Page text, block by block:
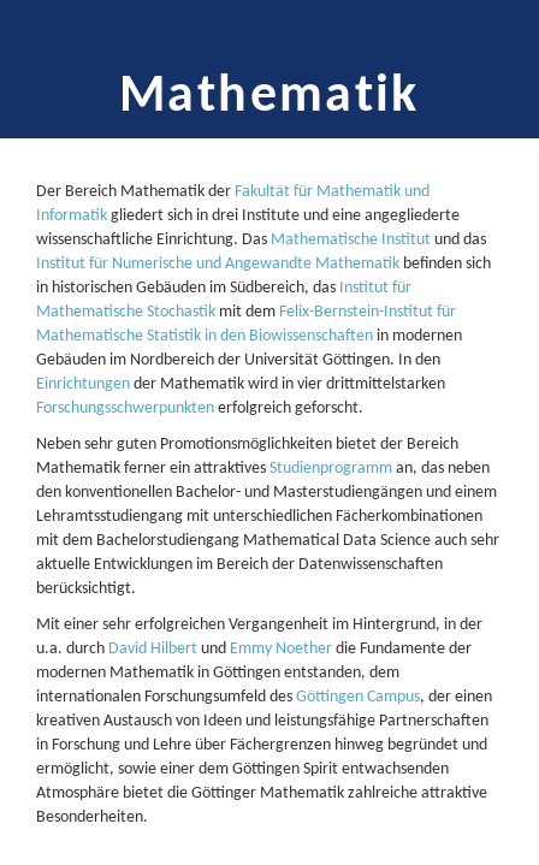
Mathematik
Der Bereich Mathematik der Fakultät für Mathematik und
Informatik gliedert sich in drei Institute und eine angegliederte
wissenschaftliche Einrichtung. Das Mathematische Institut und das
Institut für Numerische und Angewandte Mathematik befinden sich
in historischen Gebäuden im Südbereich, das Institut für
Mathematische Stochastik mit dem Felix-Bernstein-Institut für
Mathematische Statistik in den Biowissenschaften in modernen
Gebäuden im Nordbereich der Universität Göttingen. In den
Einrichtungen der Mathematik wird in vier drittmittelstarken
Forschungsschwerpunkten erfolgreich geforscht.
Neben sehr guten Promotionsmöglichkeiten bietet der Bereich
Mathematik ferner ein attraktives Studienprogramm an, das neben
den konventionellen Bachelor- und Masterstudiengängen und einem
Lehramtsstudiengang mit unterschiedlichen Fächerkombinationen
mit dem Bachelorstudiengang Mathematical Data Science auch sehr
aktuelle Entwicklungen im Bereich der Datenwissenschaften
berücksichtigt.
Mit einer sehr erfolgreichen Vergangenheit im Hintergrund, in der
u.a. durch David Hilbert und Emmy Noether die Fundamente der
modernen Mathematik in Göttingen entstanden, dem
internationalen Forschungsumfeld des Göttingen Campus, der einen
kreativen Austausch von Ideen und leistungsfähige Partnerschaften
in Forschung und Lehre über Fächergrenzen hinweg begründet und
ermöglicht, sowie einer dem Göttingen Spirit entwachsenden
Atmosphäre bietet die Göttinger Mathematik zahlreiche attraktive
Besonderheiten.